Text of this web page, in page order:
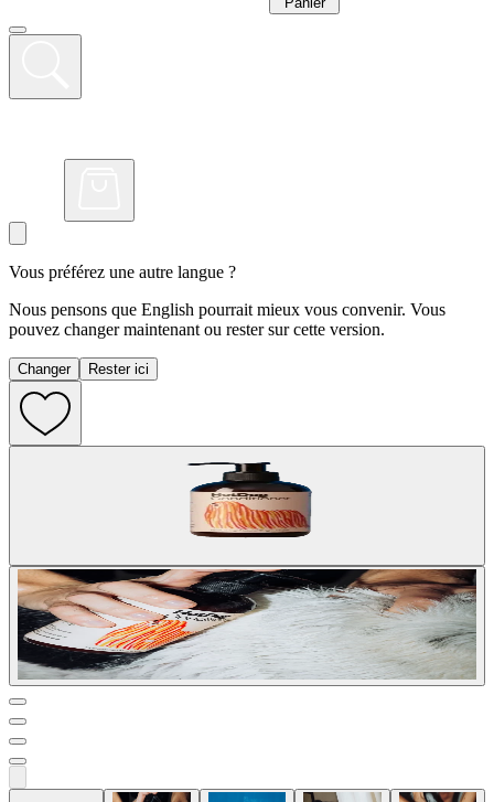
Vous préférez une autre langue ?
Nous pensons que English pourrait mieux vous convenir. Vous
pouvez changer maintenant ou rester sur cette version.
Changer Rester ici